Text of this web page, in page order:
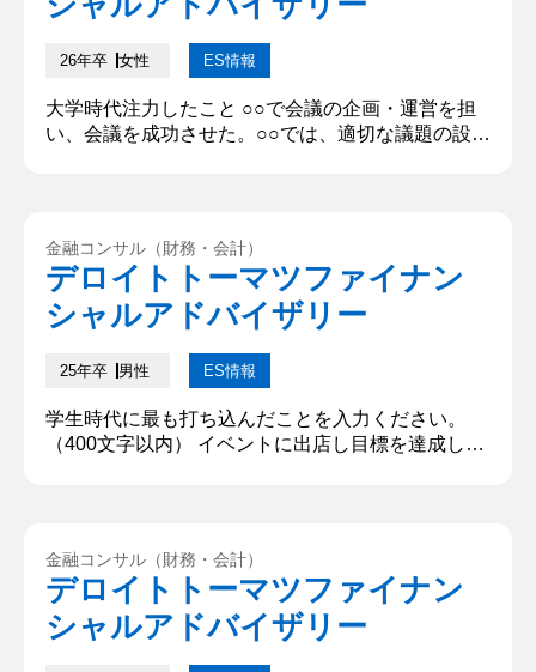
26年卒 女性 ES情報
大学時代注力したこと ○○で会議の企画・運営を担
い、会議を成功させた。○○では、適切な議題の設定
れてしまうため、経験のない新入生に本会議を通し
て○○への意欲を高めてもらうことをテーマとし、運
営メンバー4名で議論を重...
金融コンサル（財務・会計）
デロイトトーマツファイナン
シャルアドバイザリー
25年卒 男性 ES情報
学生時代に最も打ち込んだことを入力ください。
（400文字以内） イベントに出店し目標を達成した
ントということもあり、課題として製品の仕入先や
調理方法、レシピ開発、宣伝広告といった一連のノ
ウハウが不足していまし...
金融コンサル（財務・会計）
デロイトトーマツファイナン
シャルアドバイザリー